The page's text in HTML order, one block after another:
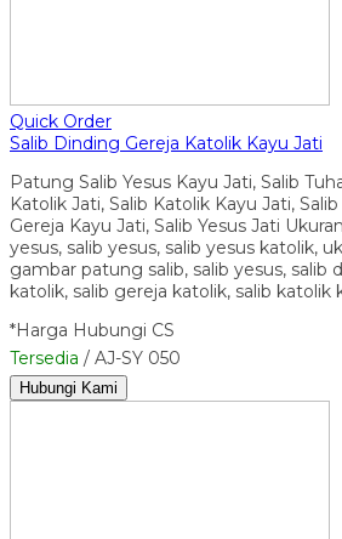
Quick Order
Salib Dinding Gereja Katolik Kayu Jati
Patung Salib Yesus Kayu Jati, Salib
Katolik Jati, Salib Katolik Kayu Jati,
Gereja Kayu Jati, Salib Yesus Jati
yesus, salib yesus, salib yesus katolik,
gambar patung salib, salib yesus, salib
katolik, salib gereja katolik, salib katolik
*Harga Hubungi CS
Tersedia / AJ-SY 050
Hubungi Kami